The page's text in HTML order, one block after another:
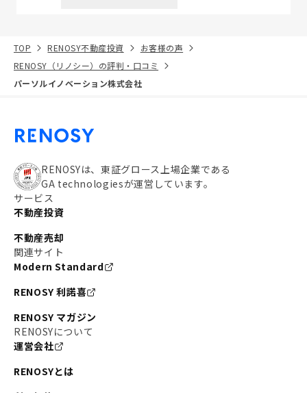
ると良いと思った。 言うても高い入居率は他社にもある
し、わずかな%の差しかないので、そこを売りにしてい
と感じた。
TOP RENOSY不動産投資
お客様の声
RENOSY（リノシー）の評判・口コミ
パーソルイノベーション株式会社
RENOSYは、東証グロース上場企業である
GA technologiesが運営しています。
サービス
不動産投資
不動産売却
関連サイト
Modern Standard
RENOSY 利諾喜
RENOSY マガジン
RENOSYについて
運営会社
RENOSYとは